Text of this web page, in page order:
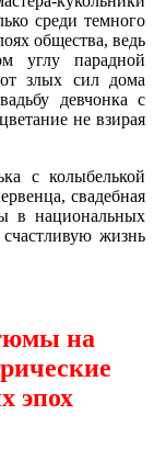
среди темного
общества, ведь
углу парадной
злых сил дома
девчонка с
не взирая
с колыбелькой
свадебная
в национальных
жизнь
на
эпох